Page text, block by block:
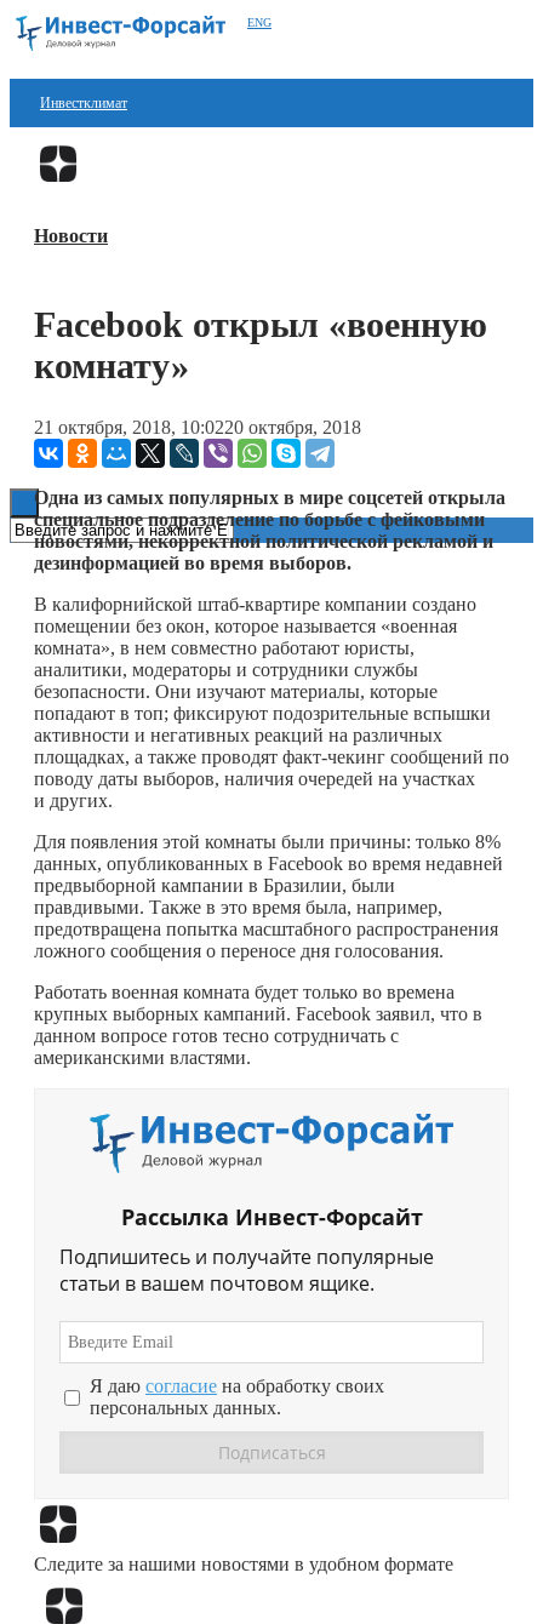
ENG
Инвестклимат
Финансы
Блокчейн
Книги
Новости
Facebook открыл «военную
комнату»
21 октября, 2018, 10:0220 октября, 2018
Одна из самых популярных в мире соцсетей открыла
специальное подразделение по борьбе с фейковыми
новостями, некорректной политической рекламой и
дезинформацией во время выборов.
В калифорнийской штаб-квартире компании создано
помещении без окон, которое называется «военная
комната», в нем совместно работают юристы,
аналитики, модераторы и сотрудники службы
безопасности. Они изучают материалы, которые
попадают в топ; фиксируют подозрительные вспышки
активности и негативных реакций на различных
площадках, а также проводят факт-чекинг сообщений по
поводу даты выборов, наличия очередей на участках
и других.
Для появления этой комнаты были причины: только 8%
данных, опубликованных в Facebook во время недавней
предвыборной кампании в Бразилии, были
правдивыми. Также в это время была, например,
предотвращена попытка масштабного распространения
ложного сообщения о переносе дня голосования.
Работать военная комната будет только во времена
крупных выборных кампаний. Facebook заявил, что в
данном вопросе готов тесно сотрудничать с
американскими властями.
Рассылка Инвест-Форсайт
Подпишитесь и получайте популярные
статьи в вашем почтовом ящике.
Я даю согласие на обработку своих
персональных данных.
Следите за нашими новостями в удобном формате